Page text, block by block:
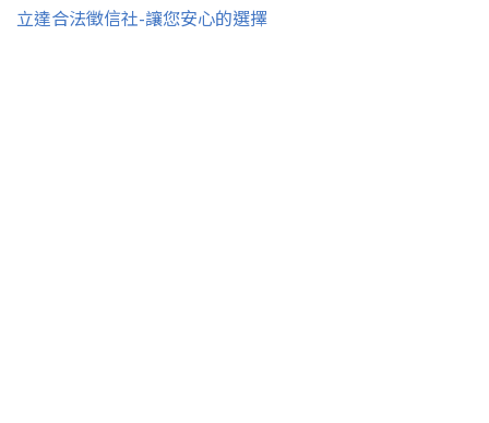
立達合法徵信社-讓您安心的選擇